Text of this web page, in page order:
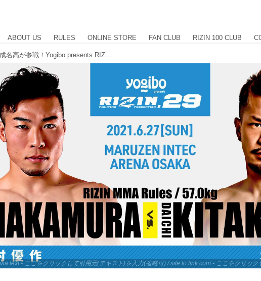
ABOUT US RULES ONLINE STORE FAN CLUB RIZIN 100 CLUB
via text - ここをクリックして引用元(テキスト)を入力(省略可) / site.to.link.com - ここをクリッ